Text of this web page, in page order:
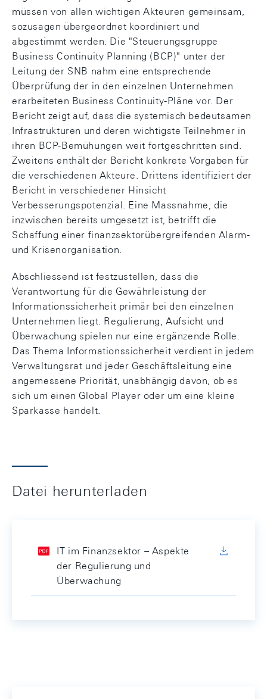
müssen von allen wichtigen Akteuren gemeinsam,
sozusagen übergeordnet koordiniert und
abgestimmt werden. Die "Steuerungsgruppe
Business Continuity Planning (BCP)" unter der
Leitung der SNB nahm eine entsprechende
Überprüfung der in den einzelnen Unternehmen
erarbeiteten Business Continuity-Pläne vor. Der
Bericht zeigt auf, dass die systemisch bedeutsamen
Infrastrukturen und deren wichtigste Teilnehmer in
ihren BCP-Bemühungen weit fortgeschritten sind.
Zweitens enthält der Bericht konkrete Vorgaben für
die verschiedenen Akteure. Drittens identifiziert der
Bericht in verschiedener Hinsicht
Verbesserungspotenzial. Eine Massnahme, die
inzwischen bereits umgesetzt ist, betrifft die
Schaffung einer finanzsektorübergreifenden Alarm-
und Krisenorganisation.
Abschliessend ist festzustellen, dass die
Verantwortung für die Gewährleistung der
Informationssicherheit primär bei den einzelnen
Unternehmen liegt. Regulierung, Aufsicht und
Überwachung spielen nur eine ergänzende Rolle.
Das Thema Informationssicherheit verdient in jedem
Verwaltungsrat und jeder Geschäftsleitung eine
angemessene Priorität, unabhängig davon, ob es
sich um einen Global Player oder um eine kleine
Sparkasse handelt.
Datei herunterladen
IT im Finanzsektor – Aspekte
der Regulierung und
Überwachung